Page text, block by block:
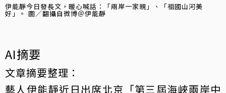
伊能靜今日發長文，暖心喊話：「兩岸一家親」、「祖國山河美
好」。 圖／翻攝自微博＠伊能靜
AI摘要
文章摘要整理：
藝人伊能靜近日出席北京「第三屆海峽兩岸中